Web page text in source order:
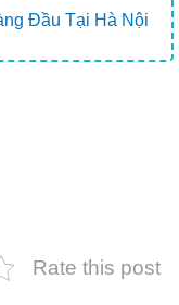
Đầu Tại Hà Nội
Rate this post